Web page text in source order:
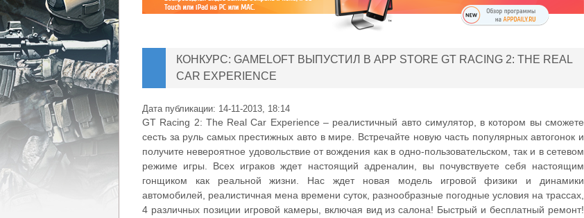
КОНКУРС: GAMELOFT ВЫПУСТИЛ В APP STORE GT RACING 2: THE REAL
CAR EXPERIENCE
Дата публикации: 14-11-2013, 18:14
GT Racing 2: The Real Car Experience – реалистичный авто симулятор, в котором вы сможете
сесть за руль самых престижных авто в мире. Встречайте новую часть популярных автогонок и
получите невероятное удовольствие от вождения как в одно-пользовательском, так и в сетевом
режиме игры. Всех играков ждет настоящий адреналин, вы почувствуете себя настоящим
гонщиком как реальной жизни. Нас ждет новая модель игровой физики и динамики
автомобилей, реалистичная мена времени суток, разнообразные погодные условия на трассах,
4 различных позиции игровой камеры, включая вид из салона! Быстрый и бесплатный ремонт!